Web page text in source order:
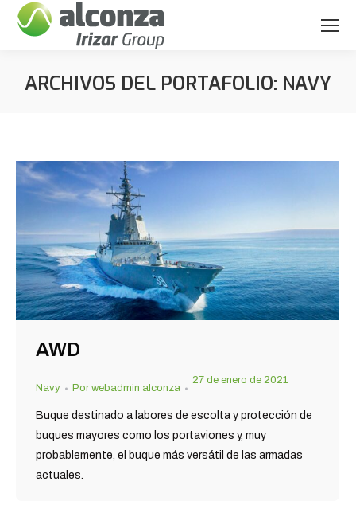
ARCHIVOS DEL PORTAFOLIO: NAVY
AWD
Navy Por webadmin alconza
27 de enero de 2021
Buque destinado a labores de escolta y protección de
buques mayores como los portaviones y, muy
probablemente, el buque más versátil de las armadas
actuales.